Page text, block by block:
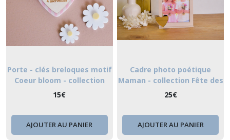
Porte - clés breloques motif
Coeur bloom - collection
Fête des mères
15€
AJOUTER AU PANIER
Cadre photo poétique
Maman - collection Fête des
mères
25€
AJOUTER AU PANIER